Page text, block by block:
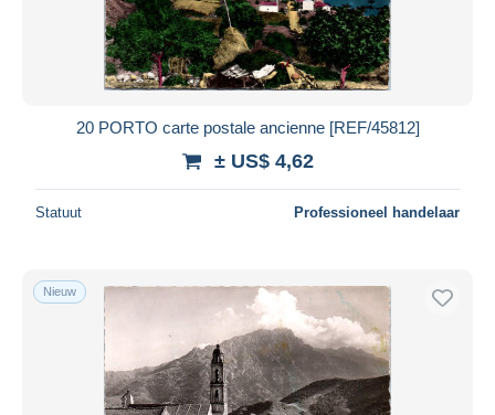
20 PORTO carte postale ancienne [REF/45812]
± US$ 4,62
Statuut Professioneel handelaar
Nieuw